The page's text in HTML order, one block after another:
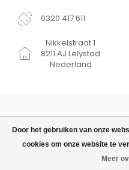
€7,99
Door het gebruiken van onze
cookies om onze website te
Meer
0320 417 611
Nikkelstraat 1
8211 AJ Lelystad
Nederland
© Copyright